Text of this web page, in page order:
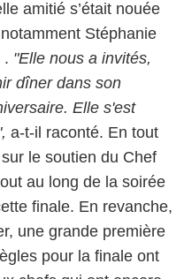
amitié s’était nouée
Stéphanie
. "Elle nous a invités,
dîner dans son
Elle s'est
a-t-il raconté. En tout
le soutien du Chef
au long de la soirée
finale. En revanche,
une grande première
pour la finale ont